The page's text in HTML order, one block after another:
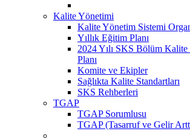
Kalite Yönetimi
Kalite Yönetim Sistemi
Yıllık Eğitim Planı
2024 Yılı SKS Bölüm
Planı
Komite ve Ekipler
Sağlıkta Kalite Standartları
SKS Rehberleri
TGAP
TGAP Sorumlusu
TGAP (Tasarruf ve Gelir